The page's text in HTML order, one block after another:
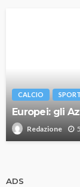
CALCIO SPORT
Europei: gli
Redazione
ADS